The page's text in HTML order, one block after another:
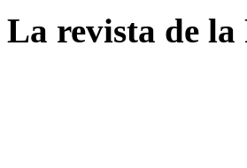
La revista de la